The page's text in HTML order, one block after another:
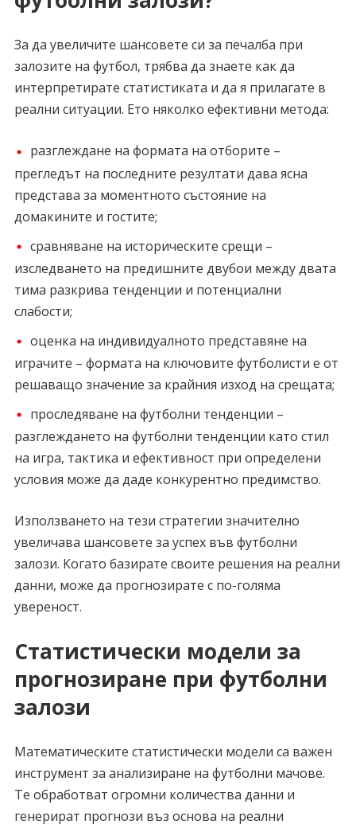
За да увеличите шансовете си за печалба при
залозите на футбол, трябва да знаете как да
интерпретирате статистиката и да я прилагате в
реални ситуации. Ето няколко ефективни метода:
разглеждане на формата на отборите –
прегледът на последните резултати дава ясна
представа за моментното състояние на
домакините и гостите;
сравняване на историческите срещи –
изследването на предишните двубои между двата
тима разкрива тенденции и потенциални
слабости;
оценка на индивидуалното представяне на
играчите – формата на ключовите футболисти е от
решаващо значение за крайния изход на срещата;
проследяване на футболни тенденции –
разглеждането на футболни тенденции като стил
на игра, тактика и ефективност при определени
условия може да даде конкурентно предимство.
Използването на тези стратегии значително
увеличава шансовете за успех във футболни
залози. Когато базирате своите решения на реални
данни, може да прогнозирате с по-голяма
увереност.
Статистически модели за
прогнозиране при футболни
залози
Математическите статистически модели са важен
инструмент за анализиране на футболни мачове.
Те обработват огромни количества данни и
генерират прогнози въз основа на реални